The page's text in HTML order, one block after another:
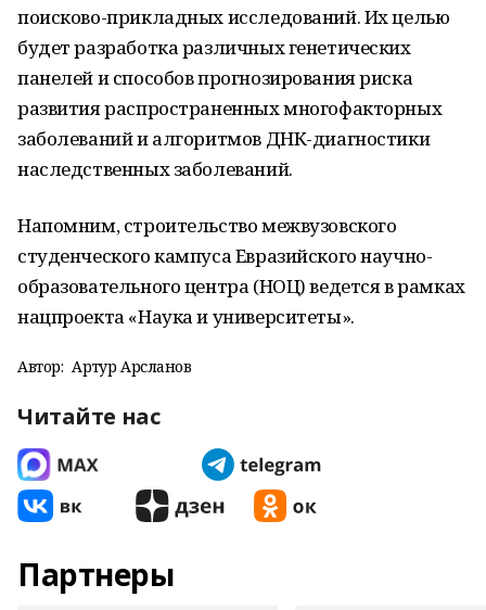
поисково-прикладных исследований. Их целью
будет разработка различных генетических
панелей и способов прогнозирования риска
развития распространенных многофакторных
заболеваний и алгоритмов ДНК-диагностики
наследственных заболеваний.
Напомним, строительство межвузовского
студенческого кампуса Евразийского научно-
образовательного центра (НОЦ) ведется в рамках
нацпроекта «Наука и университеты».
Автор: Артур Арсланов
Читайте нас
Партнеры